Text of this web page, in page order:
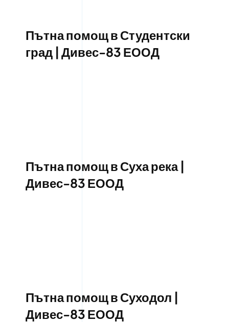
Пътна помощ в Студентски
град | Дивес-83 ЕООД
Пътна помощ в Суха река |
Дивес-83 ЕООД
Пътна помощ в Суходол |
Дивес-83 ЕООД